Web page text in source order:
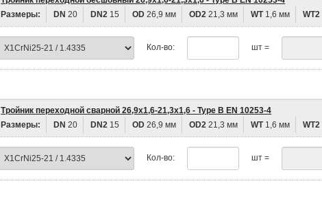
Размеры:
DN 20 DN2 15 OD 26,9 мм OD2 21,3 мм WT1,6 мм WT2
Кол-во: шт =
Тройник переходной сварной 26,9х1,6-21,3х1,6 - Type B EN 10253-4
Размеры:
DN 20 DN2 15 OD 26,9 мм OD2 21,3 мм WT1,6 мм WT2
Кол-во: шт =